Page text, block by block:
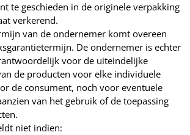
te geschieden in de originele verpakking
verkerend.
van de ondernemer komt overeen
De ondernemer is echter
voor de uiteindelijke
de producten voor elke individuele
de consument, noch voor eventuele
van het gebruik of de toepassing
niet indien: